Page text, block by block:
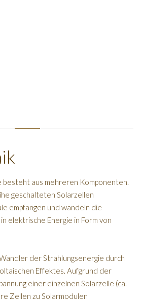
besteht aus mehreren Komponenten.
geschalteten Solarzellen
empfangen und wandeln die
elektrische Energie in Form von
der Strahlungsenergie durch
Effektes. Aufgrund der
einer einzelnen Solarzelle (ca.
Zellen zu Solarmodulen